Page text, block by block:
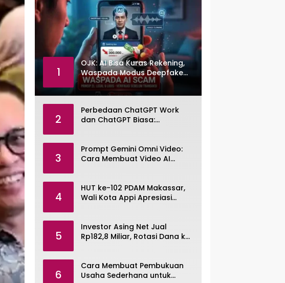
1
OJK: AI Bisa Kuras Rekening,
Waspada Modus Deepfake
dan Voice Cloning
2
Perbedaan ChatGPT Work
dan ChatGPT Biasa:
3
Prompt Gemini Omni Video:
Cara Membuat Video AI
4
HUT ke-102 PDAM Makassar,
Wali Kota Appi Apresiasi
5
Investor Asing Net Jual
Rp182,8 Miliar, Rotasi Dana ke
6
Cara Membuat Pembukuan
Usaha Sederhana untuk